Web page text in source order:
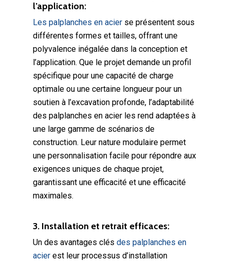
l’application:
Les palplanches en acier se présentent sous
différentes formes et tailles, offrant une
polyvalence inégalée dans la conception et
l’application. Que le projet demande un profil
spécifique pour une capacité de charge
optimale ou une certaine longueur pour un
soutien à l’excavation profonde, l’adaptabilité
des palplanches en acier les rend adaptées à
une large gamme de scénarios de
construction. Leur nature modulaire permet
une personnalisation facile pour répondre aux
exigences uniques de chaque projet,
garantissant une efficacité et une efficacité
maximales.
3. Installation et retrait efficaces:
Un des avantages clés des palplanches en
acier est leur processus d’installation